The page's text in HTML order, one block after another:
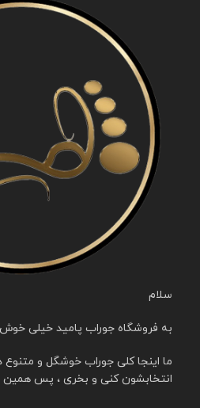
سلام
به فروشگاه جوراب پامید خیلی
ما اینجا کلی جوراب خوشگل و متنوع
انتخابشون کنی و بخری ، پس همین